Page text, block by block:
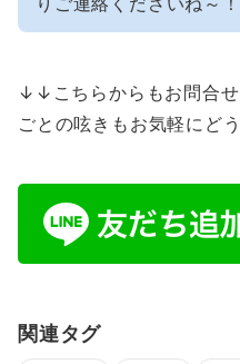
↓↓こちらからもお問合
ごとの呟きもお気軽にど
関連タグ